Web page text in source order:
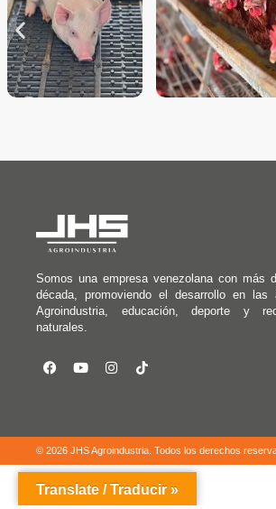
Somos una empresa venezolana con más
década, promoviendo el desarrollo en las
Agroindustria, educación, deporte y
naturales.
© 2026 JHS Agroindustria. Todos los derechos
Translate / Traducir »